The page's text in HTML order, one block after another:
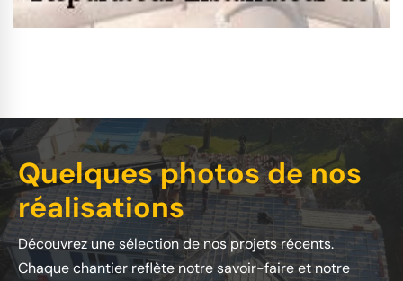
Quelques photos de nos
réalisations
Découvrez une sélection de nos projets récents.
Chaque chantier reflète notre savoir-faire et notre